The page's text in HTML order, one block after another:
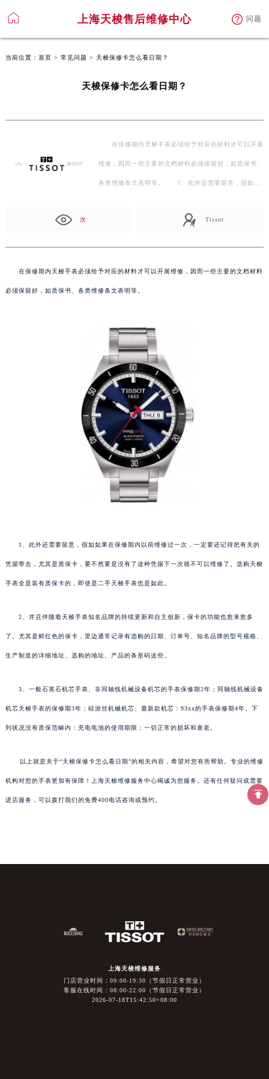
上海天梭售后维修中心 问题
当前位置： 首页 > 常见问题 > 天梭保修卡怎么看日期？
天梭保修卡怎么看日期？
在保修期内天梭手表必须给予对应的材料才可以开展
维修，因而一些主要的文档材料必须保留好，如质保书、
各类维修条文表明等。 1、此外还需要留意，假如…
次 Tissot
在保修期内天梭手表必须给予对应的材料才可以开展维修，因而一些主要的文档材料
必须保留好，如质保书、各类维修条文表明等。
1、此外还需要留意，假如如果在保修期内以前维修过一次，一定要还记得把有关的
凭据带去，尤其是质保卡，要不然要是没有了这种凭据下一次就不可以维修了。选购天梭
手表全是装有质保卡的，即使是二手天梭手表也是如此。
2、并且伴随着天梭手表知名品牌的持续更新和自主创新，保卡的功能也愈来愈多
了。尤其是鲜红色的保卡，里边通常记录有选购的日期、订单号、知名品牌的型号规格、
生产制造的详细地址、选购的地址、产品的条形码这些。
3、一般石英石机芯手表、非同轴线机械设备机芯的手表保修期2年；同轴线机械设备
机芯天梭手表的保修期3年；硅游丝机械机芯、最新款机芯：93xx的手表保修期4年。下
列状况没有质保范畴内：充电电池的使用期限；一切正常的损坏和衰老。
以上就是关于“天梭保修卡怎么看日期”的相关内容，希望对您有所帮助。专业的维修
机构对您的手表更加有保障！上海天梭维修服务中心竭诚为您服务。还有任何疑问或需要
进店服务，可以拨打我们的免费400电话咨询或预约。
上海天梭维修服务
门店营业时间：09:00-19:30（节假日正常营业）
客服在线时间：08:00-22:00（节假日正常营业）
2026-07-18T15:42:50+08:00